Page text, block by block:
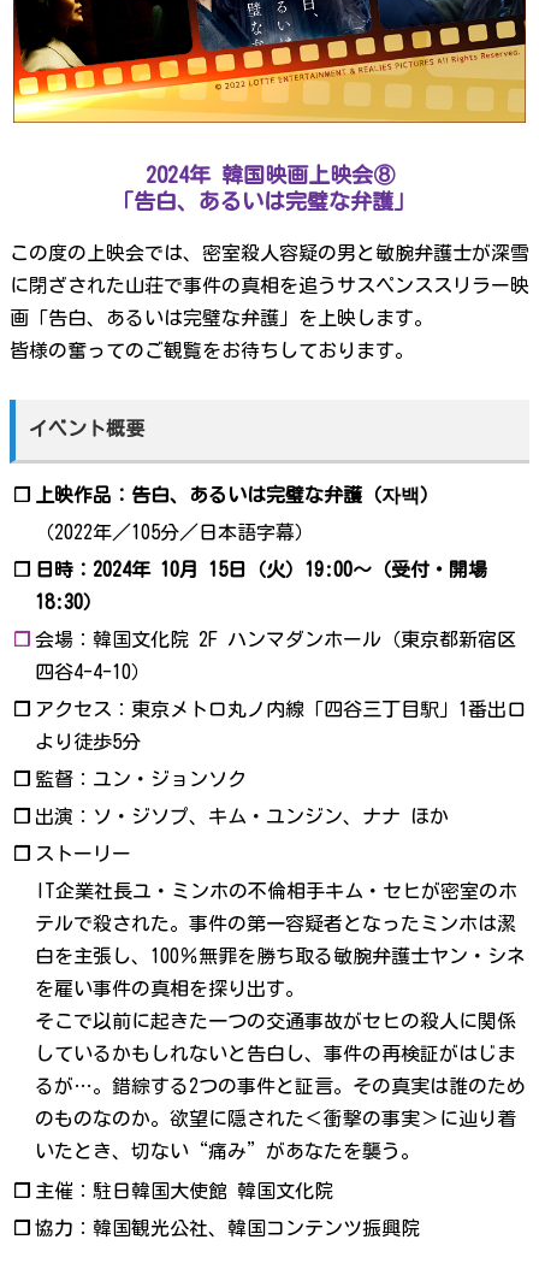
2024年 韓国映画上映会⑧
「告白、あるいは完璧な弁護」
この度の上映会では、密室殺人容疑の男と敏腕弁護士が深雪
に閉ざされた山荘で事件の真相を追うサスペンススリラー映
画「告白、あるいは完璧な弁護」を上映します。
皆様の奮ってのご観覧をお待ちしております。
イベント概要
❐
上映作品：告白、あるいは完璧な弁護（자백）
（2022年／105分／日本語字幕）
❐
日時：2024年 10月 15日（火）19:00～（受付・開場
18:30）
❐ 会場：韓国文化院 2F ハンマダンホール（東京都新宿区
四谷4-4-10）
❐ アクセス：東京メトロ丸ノ内線「四谷三丁目駅」1番出口
より徒歩5分
❐ 監督：ユン・ジョンソク
❐ 出演：ソ・ジソプ、キム・ユンジン、ナナ ほか
❐ ストーリー
IT企業社長ユ・ミンホの不倫相手キム・セヒが密室のホ
テルで殺された。事件の第一容疑者となったミンホは潔
白を主張し、100％無罪を勝ち取る敏腕弁護士ヤン・シネ
を雇い事件の真相を探り出す。
そこで以前に起きた一つの交通事故がセヒの殺人に関係
しているかもしれないと告白し、事件の再検証がはじま
るが…。錯綜する2つの事件と証言。その真実は誰のため
のものなのか。欲望に隠された＜衝撃の事実＞に辿り着
いたとき、切ない“痛み”があなたを襲う。
❐ 主催：駐日韓国大使館 韓国文化院
❐ 協力：韓国観光公社、韓国コンテンツ振興院